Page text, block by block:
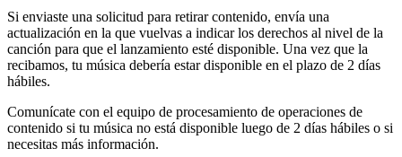
Si enviaste una solicitud para retirar contenido, envía una
actualización en la que vuelvas a indicar los derechos al nivel de la
canción para que el lanzamiento esté disponible. Una vez que la
recibamos, tu música debería estar disponible en el plazo de 2 días
hábiles.
Comunícate con el equipo de procesamiento de operaciones de
contenido si tu música no está disponible luego de 2 días hábiles o si
necesitas más información.